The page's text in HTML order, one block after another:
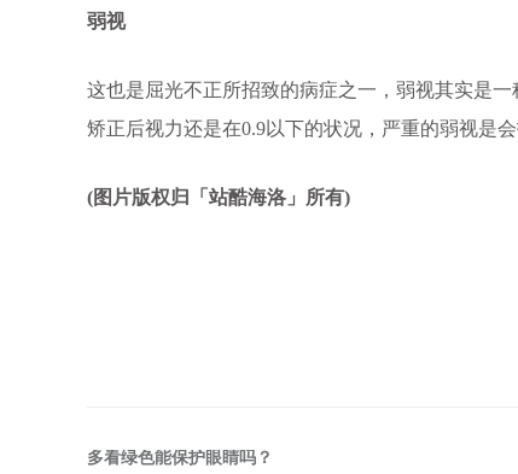
弱视
这也是屈光不正所招致的病症之一，弱视其实是
矫正后视力还是在0.9以下的状况，严重的弱视是
(图片版权归「站酷海洛」所有)
多看绿色能保护眼睛吗？